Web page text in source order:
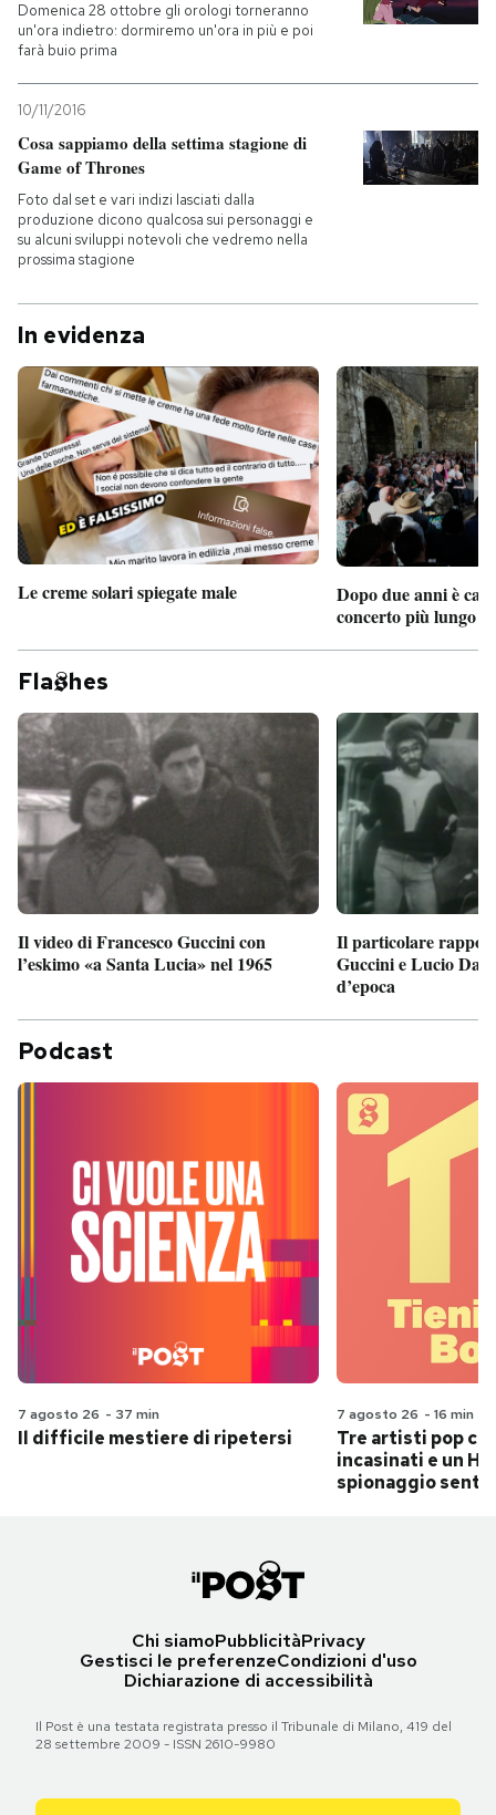
Domenica 28 ottobre gli orologi torneranno
un'ora indietro: dormiremo un'ora in più e poi
farà buio prima
10/11/2016
Cosa sappiamo della settima stagione di
Game of Thrones
Foto dal set e vari indizi lasciati dalla
produzione dicono qualcosa sui personaggi e
su alcuni sviluppi notevoli che vedremo nella
prossima stagione
In evidenza
Le creme solari spiegate male
Dopo due anni è
concerto più lungo
Fla hes
Il video di Francesco Guccini con
l’eskimo «a Santa Lucia» nel 1965
Il particolare
Guccini e Lucio
d’epoca
Podcast
7 agosto 26 - 37 min
Il difficile mestiere di ripetersi
7 agosto 26 - 16 min
Tre artisti pop
incasinati e un
spionaggio
Chi siamoPubblicitàPrivacy
Gestisci le preferenzeCondizioni d'uso
Dichiarazione di accessibilità
Il Post è una testata registrata presso il Tribunale di Milano, 419 del
28 settembre 2009 - ISSN 2610-9980